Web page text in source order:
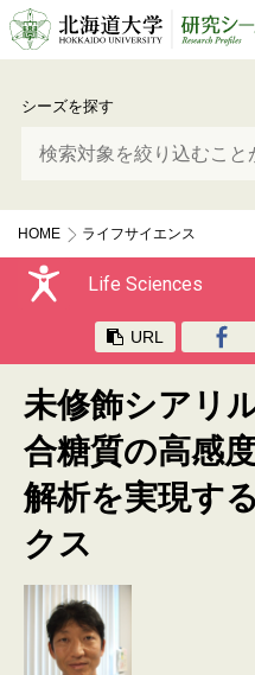
シーズを探す
HOME
ライフサイエンス
未修飾シアリル化糖鎖および複
るMALDIマトリックス
Life Sciences
URL
未修飾シアリ
合糖質の高感
解析を実現す
クス